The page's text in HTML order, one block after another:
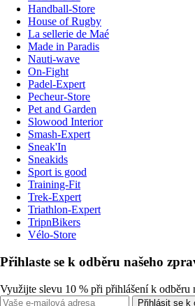
Handball-Store
House of Rugby
La sellerie de Maé
Made in Paradis
Nauti-wave
On-Fight
Padel-Expert
Pecheur-Store
Pet and Garden
Slowood Interior
Smash-Expert
Sneak'In
Sneakids
Sport is good
Training-Fit
Trek-Expert
Triathlon-Expert
TripnBikers
Vélo-Store
Přihlaste se k odběru našeho
Využijte slevu 10 % při přihlášení k odběru
Přihlásit se k